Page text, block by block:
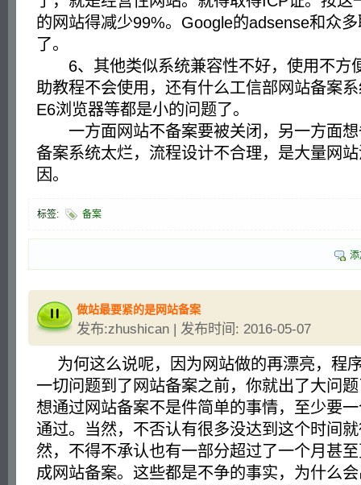
的网站得减少99%。Google的adsense和众
了。
6、其他类似系统兼容性不好，使用不方
助教程不会使用，还有什么工信部网站备案
E6浏览器等都是小的问题了。
一方面网站不备案要被关闭，另一方面想
备案系统太烂，流程设计不合理，是大量网
因。
标签: 备案
做站最要紧的是网站备案
发布:zhushican | 发布时间: 2016-05-07
为何这么说呢，因为网站做的再漂亮，程
一切问题到了网站备案之前，你就出了大问
想通过网站备案不是件简单的事情，至少要
通过。当然，不否认有很多没达到这个时间
然，不得不承认也有一部分超过了一个月甚
成网站备案。这些都是不争的事实，为什么